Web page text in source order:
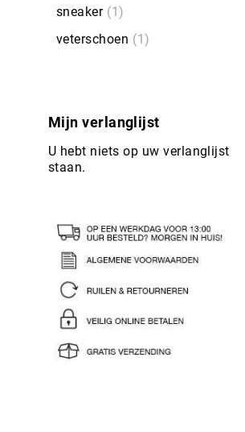
sneaker
1
veterschoen
1
Mijn verlanglijst
U hebt niets op uw verlanglijst
staan.